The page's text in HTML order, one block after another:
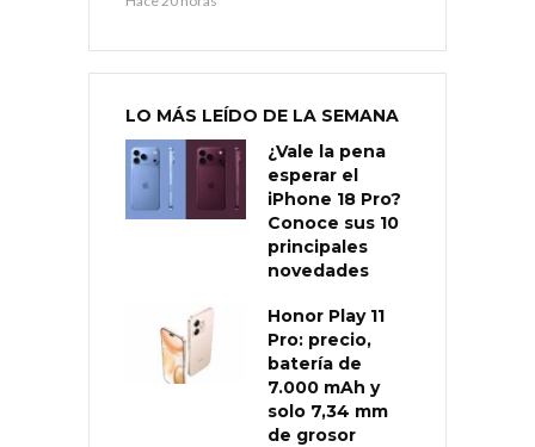
LO MÁS LEÍDO DE LA SEMANA
¿Vale la pena
esperar el
iPhone 18 Pro?
Conoce sus 10
principales
novedades
Honor Play 11
Pro: precio,
batería de
7.000 mAh y
solo 7,34 mm
de grosor